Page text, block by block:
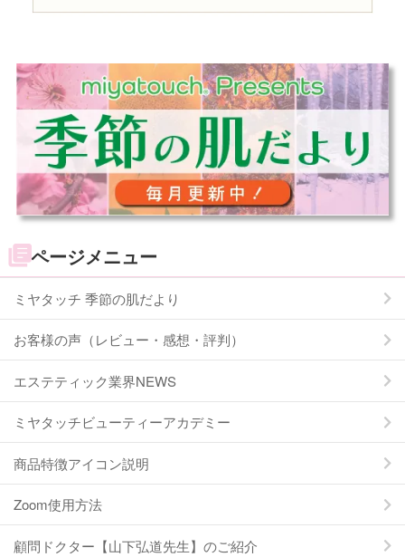
ページメニュー
ミヤタッチ 季節の肌だより
お客様の声（レビュー・感想・評判）
エステティック業界NEWS
ミヤタッチビューティーアカデミー
商品特徴アイコン説明
Zoom使用方法
顧問ドクター【山下弘道先生】のご紹介